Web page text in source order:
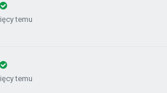
temu
temu